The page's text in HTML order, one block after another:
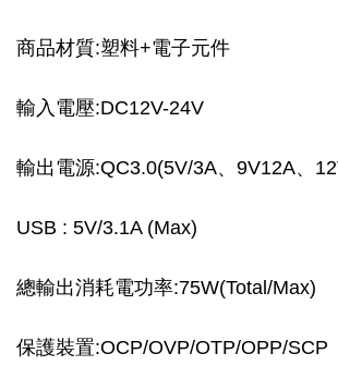
商品材質:塑料+電子元件
輸入電壓:DC12V-24V
輸出電源:QC3.0(5V/3A、9V12A、
USB : 5V/3.1A (Max)
總輸出消耗電功率:75W(Total/Max)
保護裝置:OCP/OVP/OTP/OPP/SCP